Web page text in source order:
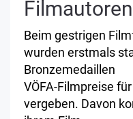
Filmautoren
Beim gestrigen
wurden erstmals
Bronzemedaillen
VÖFA-Filmpreise
vergeben. Davon